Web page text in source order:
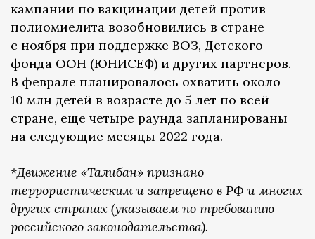
кампании по вакцинации детей против
полиомиелита возобновились в стране
с ноября при поддержке ВОЗ, Детского
фонда ООН (ЮНИСЕФ) и других партнеров.
В феврале планировалось охватить около
10 млн детей в возрасте до 5 лет по всей
стране, еще четыре раунда запланированы
на следующие месяцы 2022 года.
*Движение «Талибан» признано
террористическим и запрещено в РФ и многих
других странах (указываем по требованию
российского законодательства).